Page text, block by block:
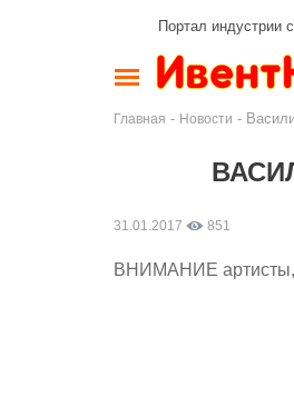
Портал индустрии
Главная - Новости -
31.01.2017 851
ВНИМАНИЕ артисты,